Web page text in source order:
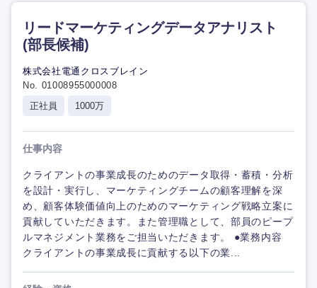
リードマーケティングデータアナリスト
(部長候補)
株式会社電通クロスブレイン
No. 01008955000008
正社員
1000万
仕事内容
クライアントの事業成長のためのデータ取得・蓄積・分析
を設計・実行し、マーケティングチームの顧客理解を深
め、顧客体験価値向上のためのマーケティング戦略立案に
貢献していただきます。また管理職として、部員のピープ
ルマネジメント業務をご担当いただきます。 ●業務内容
クライアントの事業成長に貢献する以下の業...